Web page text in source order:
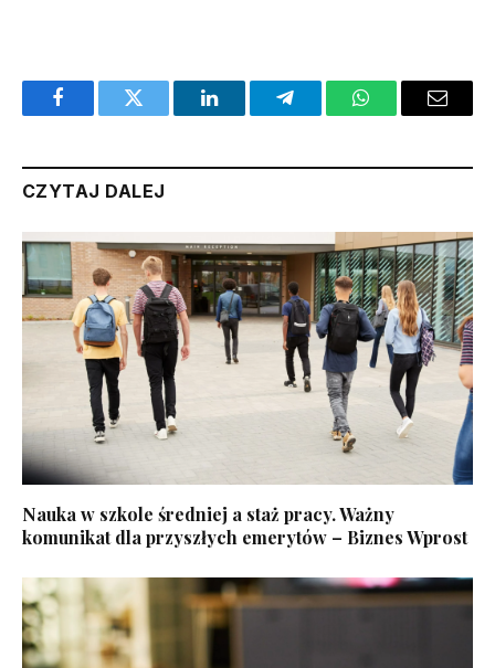
FacebookTwitter LinkedInTelegramWhatsAppEmail
CZYTAJ DALEJ
Nauka w szkole średniej a staż pracy. Ważny
komunikat dla przyszłych emerytów – Biznes Wprost